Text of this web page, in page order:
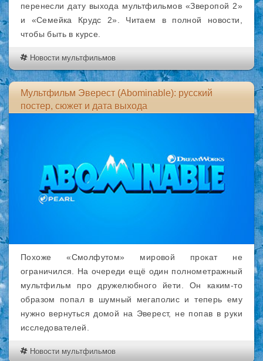
перенесли дату выхода мультфильмов «Зверопой 2»
и «Семейка Крудс 2». Читаем в полной новости,
чтобы быть в курсе.
Новости мультфильмов
Мультфильм Эверест (Abominable): русский
постер, сюжет и дата выхода
Похоже «Смолфутом» мировой прокат не
ограничился. На очереди ещё один полнометражный
мультфильм про дружелюбного йети. Он каким-то
образом попал в шумный мегаполис и теперь ему
нужно вернуться домой на Эверест, не попав в руки
исследователей.
Новости мультфильмов